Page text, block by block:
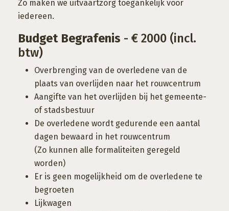
Zo maken we uitvaartzorg toegankelijk voor
iedereen.
Budget Begrafenis - € 2000 (incl.
btw)
Overbrenging van de overledene van de
plaats van overlijden naar het rouwcentrum
Aangifte van het overlijden bij het gemeente-
of stadsbestuur
De overledene wordt gedurende een aantal
dagen bewaard in het rouwcentrum
(Zo kunnen alle formaliteiten geregeld
worden)
Er is geen mogelijkheid om de overledene te
begroeten
Lijkwagen